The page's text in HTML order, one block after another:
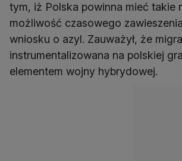
tym, iż Polska powinna mieć takie
możliwość czasowego
wniosku o azyl. Zauważył, że
instrumentalizowana na polskiej
elementem wojny hybrydowej.